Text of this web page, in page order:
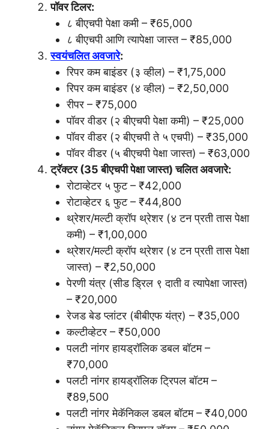
पॉवर टिलर:
८ बीएचपी पेक्षा कमी – ₹65,000
८ बीएचपी आणि त्यापेक्षा जास्त – ₹85,000
स्वयंचलित अवजारे:
रिपर कम बाइंडर (३ व्हील) – ₹1,75,000
रिपर कम बाइंडर (४ व्हील) – ₹2,50,000
रीपर – ₹75,000
पॉवर वीडर (२ बीएचपी पेक्षा कमी) – ₹25,000
पॉवर वीडर (२ बीएचपी ते ५ एचपी) – ₹35,000
पॉवर वीडर (५ बीएचपी पेक्षा जास्त) – ₹63,000
ट्रॅक्टर (35 बीएचपी पेक्षा जास्त) चलित अवजारे:
रोटाव्हेटर ५ फुट – ₹42,000
रोटाव्हेटर ६ फुट – ₹44,800
थ्रेशर/मल्टी क्रॉप थ्रेशर (४ टन प्रती तास पेक्षा
कमी) – ₹1,00,000
थ्रेशर/मल्टी क्रॉप थ्रेशर (४ टन प्रती तास पेक्षा
जास्त) – ₹2,50,000
पेरणी यंत्र (सीड ड्रिल ९ दाती व त्यापेक्षा जास्त)
– ₹20,000
रेजड बेड प्लांटर (बीबीएफ यंत्र) – ₹35,000
कल्टीव्हेटर – ₹50,000
पलटी नांगर हायड्रॉलिक डबल बॉटम –
₹70,000
पलटी नांगर हायड्रॉलिक ट्रिपल बॉटम –
₹89,500
पलटी नांगर मेकॅनिकल डबल बॉटम – ₹40,000